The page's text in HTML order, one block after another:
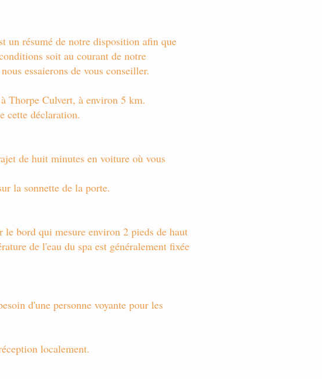
un résumé de notre disposition afin que
soit au courant de notre
essaierons de vous conseiller.
Thorpe Culvert, à environ 5 km.
cette déclaration.
de huit minutes en voiture où vous
la sonnette de la porte.
bord qui mesure environ 2 pieds de haut
de l'eau du spa est généralement fixée
d'une personne voyante pour les
localement.